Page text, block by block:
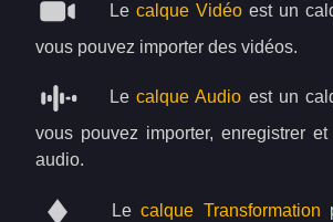
Le calque Vidéoest un
vous pouvez importer des vidéos.
Le calque Audio est un
vous pouvez importer, enregistrer
audio.
Lecalque Transformation